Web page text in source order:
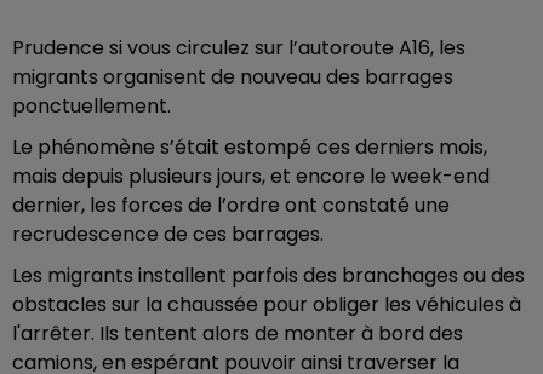
Prudence si vous circulez sur l’autoroute A16, les
migrants organisent de nouveau des barrages
ponctuellement.
Le phénomène s’était estompé ces derniers mois,
mais depuis plusieurs jours, et encore le week-end
dernier, les forces de l’ordre ont constaté une
recrudescence de ces barrages.
Les migrants installent parfois des branchages ou des
obstacles sur la chaussée pour obliger les véhicules à
l'arrêter. Ils tentent alors de monter à bord des
camions, en espérant pouvoir ainsi traverser la